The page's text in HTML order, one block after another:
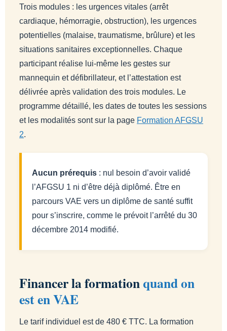
Trois modules : les urgences vitales (arrêt
cardiaque, hémorragie, obstruction), les urgences
potentielles (malaise, traumatisme, brûlure) et les
situations sanitaires exceptionnelles. Chaque
participant réalise lui-même les gestes sur
mannequin et défibrillateur, et l’attestation est
délivrée après validation des trois modules. Le
programme détaillé, les dates de toutes les sessions
et les modalités sont sur la page Formation AFGSU
2.
Aucun prérequis : nul besoin d’avoir validé
l’AFGSU 1 ni d’être déjà diplômé. Être en
parcours VAE vers un diplôme de santé suffit
pour s’inscrire, comme le prévoit l’arrêté du 30
décembre 2014 modifié.
Financer la formationquand on
est en VAE
Le tarif individuel est de 480 € TTC. La formation